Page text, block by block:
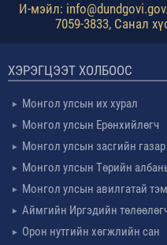
И-мэйл:
7059-3833, Санал
ХЭРЭГЦЭЭТ ХОЛБООС
Монгол улсын их хурал
Монгол улсын Ерөнхийлөгч
Монгол улсын засгийн газар
Монгол улсын Төрийн
Монгол улсын авилгатай
Аймгийн Иргэдийн
Орон нутгийн хөгжлийн сан